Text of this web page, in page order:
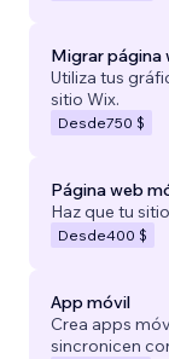
Migrar página
Utiliza tus
sitio Wix.
Desde750 $
Página web
Haz que tu
Desde400 $
App móvil
Crea apps
sincronicen